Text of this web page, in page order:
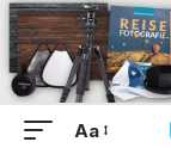
Aa